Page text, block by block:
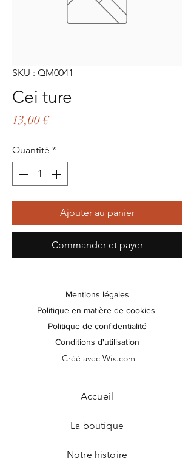
SKU : QM0041
Cei ture
13,00 €Prix
Quantité *
Ajouter au panier
Commander et payer
Mentions légales
Politique en matière de cookies
Politique de confidentialité
Conditions d'utilisation
Créé avec Wix.com
Accueil
La boutique
Notre histoire